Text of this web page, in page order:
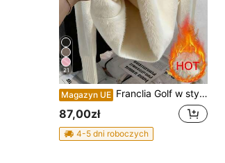
21
Magazyn UE Franclia Golf w stylu europejskim, gruby aksamitny, dopasowany, ciepły, dzianinowy sweter z długim rękawem, uniwersalny na jesień i zimę. Sweter na jesień.
87,00zł
4-5 dni roboczych